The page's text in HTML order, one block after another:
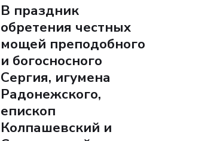
В праздник
обретения честных
мощей преподобного
и богосносного
Сергия, игумена
Радонежского,
епископ
Колпашевский и